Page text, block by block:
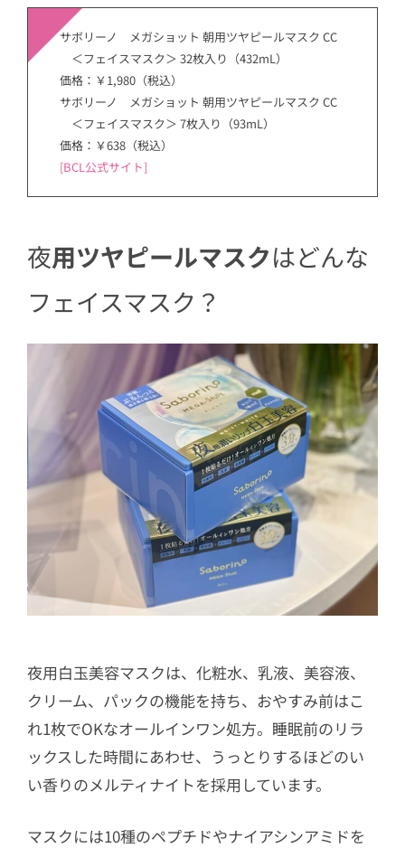
サボリーノ メガショット 朝用ツヤピールマスク CC
＜フェイスマスク＞ 32枚入り（432mL）
価格：￥1,980（税込）
サボリーノ メガショット 朝用ツヤピールマスク CC
＜フェイスマスク＞ 7枚入り（93mL）
価格：￥638（税込）
[BCL公式サイト]
夜用ツヤピールマスクはどんな
フェイスマスク？
夜用白玉美容マスクは、化粧水、乳液、美容液、
クリーム、パックの機能を持ち、おやすみ前はこ
れ1枚でOKなオールインワン処方。睡眠前のリラ
ックスした時間にあわせ、うっとりするほどのい
い香りのメルティナイトを採用しています。
マスクには10種のペプチドやナイアシンアミドを